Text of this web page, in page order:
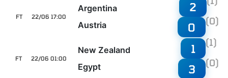
22/06 17:00
FT
Argentina
Austria
2
0 (0)
22/06 01:00
FT
New Zealand
Egypt
1 (1)
3 (0)